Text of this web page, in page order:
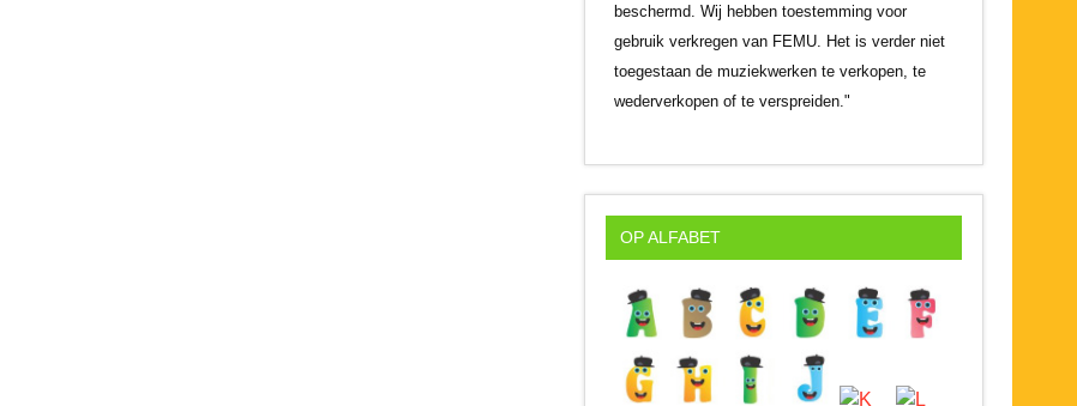
beschermd. Wij hebben toestemming voor
gebruik verkregen van FEMU. Het is verder niet
toegestaan de muziekwerken te verkopen, te
wederverkopen of te verspreiden."
OP ALFABET